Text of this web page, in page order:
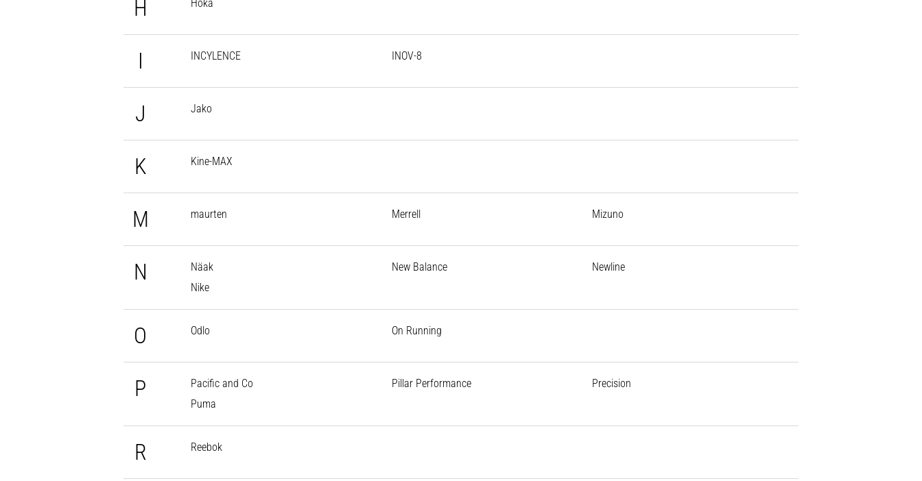
H Hoka
I INCYLENCE INOV-8
J Jako
K Kine-MAX
M maurten Merrell Mizuno
N Näak New Balance
Newline
Nike
O Odlo On Running
P Pacific and Co Pillar Performance
Precision
Puma
R Reebok